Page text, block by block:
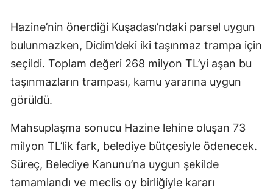
Hazine’nin önerdiği Kuşadası’ndaki parsel uygun
bulunmazken, Didim’deki iki taşınmaz trampa için
seçildi. Toplam değeri 268 milyon TL’yi aşan bu
taşınmazların trampası, kamu yararına uygun
görüldü.
Mahsuplaşma sonucu Hazine lehine oluşan 73
milyon TL’lik fark, belediye bütçesiyle ödenecek.
Süreç, Belediye Kanunu’na uygun şekilde
tamamlandı ve meclis oy birliğiyle kararı